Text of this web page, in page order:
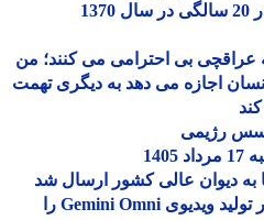
بی احترامی می کنند؛ من
اجازه می دهد به دیگری تهمت
رژیمی
عالی کشور ارسال شد
گوگل دسترسی رایگان به ابزار تولید ویدیوی Gemini Omni را